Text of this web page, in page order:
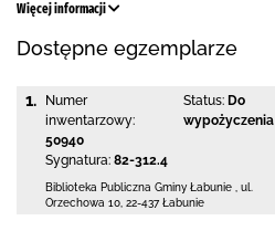
Więcej informacji
Dostępne egzemplarze
1.
Numer
inwentarzowy:
50940
Sygnatura: 82-312.4
Status: Do
wypożyczenia
Biblioteka Publiczna Gminy Łabunie
ul.
Orzechowa 10 22-437 Łabunie